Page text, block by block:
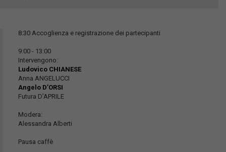
8:30 Accoglienza e registrazione dei partecipanti
9:00 - 13:00
Intervengono:
Ludovico CHIANESE
Anna ANGELUCCI
Angelo D’ORSI
Futura D’APRILE
Modera:
Alessandra Alberti
Pausa caffè